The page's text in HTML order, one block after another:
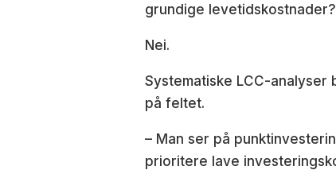
grundige levetidskostnader?
Nei.
Systematiske LCC-
på feltet.
– Man ser på
prioritere lave